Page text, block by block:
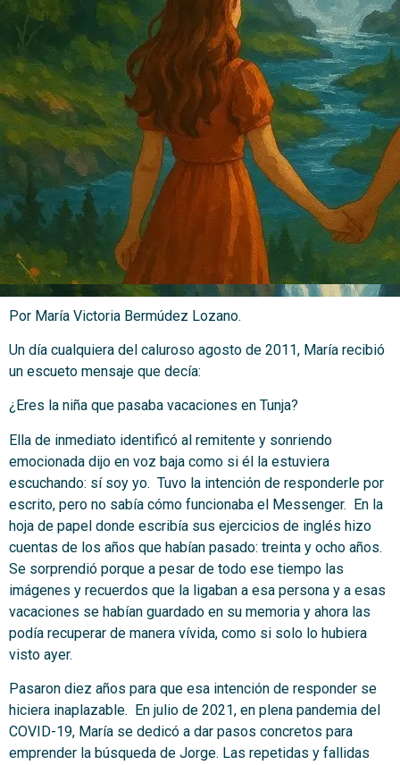
Por María Victoria Bermúdez Lozano.
Un día cualquiera del caluroso agosto de 2011, María recibió
un escueto mensaje que decía:
¿Eres la niña que pasaba vacaciones en Tunja?
Ella de inmediato identificó al remitente y sonriendo
emocionada dijo en voz baja como si él la estuviera
escuchando: sí soy yo. Tuvo la intención de responderle por
escrito, pero no sabía cómo funcionaba el Messenger. En la
hoja de papel donde escribía sus ejercicios de inglés hizo
cuentas de los años que habían pasado: treinta y ocho años.
Se sorprendió porque a pesar de todo ese tiempo las
imágenes y recuerdos que la ligaban a esa persona y a esas
vacaciones se habían guardado en su memoria y ahora las
podía recuperar de manera vívida, como si solo lo hubiera
visto ayer.
Pasaron diez años para que esa intención de responder se
hiciera inaplazable. En julio de 2021, en plena pandemia del
COVID-19, María se dedicó a dar pasos concretos para
emprender la búsqueda de Jorge. Las repetidas y fallidas